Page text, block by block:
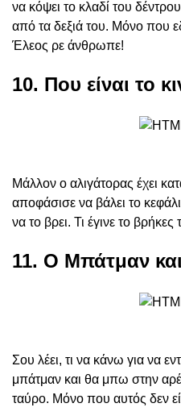
να κόψει το κλαδί του
από τα δεξιά του. Μόνο που
Έλεος ρε άνθρωπε!
10. Που είναι το
Μάλλον ο αλιγάτορας έχει
αποφάσισε να βάλει το
να το βρει. Τι έγινε το βρήκες
11. Ο Μπάτμαν
Σου λέει, τι να κάνω για να
μπάτμαν και θα μπω στην
ταύρο. Μόνο που αυτός δεν